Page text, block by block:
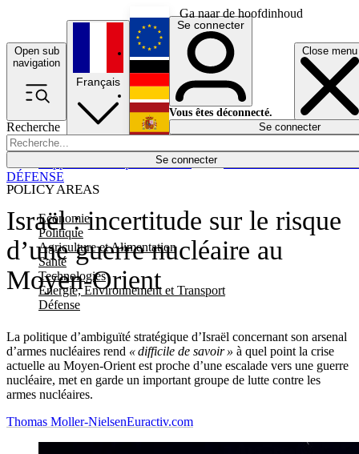
Ga naar de hoofdinhoud
Open sub
navigation
Close menu
Recherche
Se connecter
POLICY AREAS
Economie
Politique
Agriculture et Alimentation
Santé
Technologies
Energie, Environnement et Transport
Défense
Économie
Français
English
Deutsch
Español
Se connecter
Vous êtes déconnecté.
Se connecter
Israël : incertitude sur le risque
d’une guerre nucléaire au
Moyen-Orient
La politique d’ambiguïté stratégique d’Israël concernant son arsenal
d’armes nucléaires rend « difficile de savoir » à quel point la crise
actuelle au Moyen-Orient est proche d’une escalade vers une guerre
nucléaire, met en garde un important groupe de lutte contre les
armes nucléaires.
DÉFENSE
Thomas Moller-NielsenEuractiv.com